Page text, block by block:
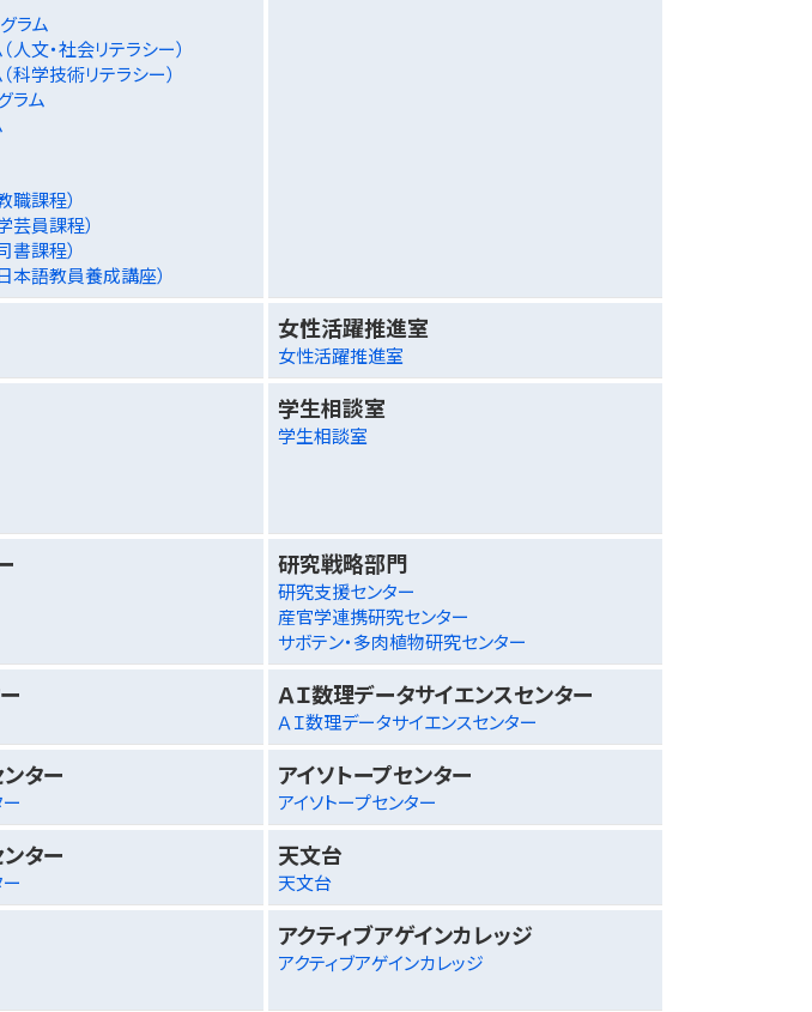
ラム
文・社会リテラシー）
科学技術リテラシー）
ラム
職課程）
芸員課程）
書課程）
本語教員養成講座）
女性活躍推進室
女性活躍推進室
学生相談室
学生相談室
研究戦略部門
研究支援センター
産官学連携研究センター
サボテン・多肉植物研究センター
ＡＩ数理データサイエンスセンター
ＡＩ数理データサイエンスセンター
ター アイソトープセンター
アイソトープセンター
ター 天文台
天文台
アクティブアゲインカレッジ
アクティブアゲインカレッジ